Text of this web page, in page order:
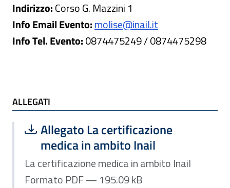
Indirizzo:Corso G. Mazzini 1
Info Email Evento:molise@inail.it
Info Tel. Evento:0874475249 / 0874475298
ALLEGATI
ALLEGATI
Scarica file:
Allegato La certificazione
medica in ambito Inail
Formato PDF — Dimensione 195.09 kB
La certificazione medica in ambito Inail
Formato PDF — 195.09 kB